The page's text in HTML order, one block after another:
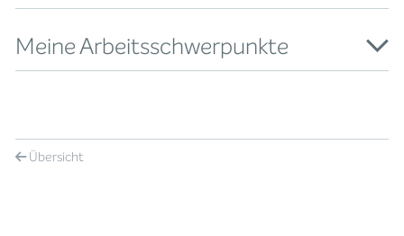
Meine Arbeitsschwerpunkte
Übersicht